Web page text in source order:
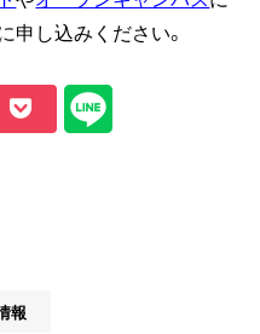
し込みください。
報